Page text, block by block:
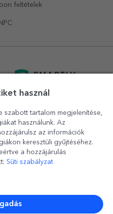
feltételek
használ
szabott tartalom megjelenítése,
használunk. Az
az információk
keresztüli gyűjtéséhez.
a hozzájárulás
Süti szabályzat